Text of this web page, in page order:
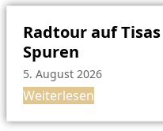
Radtour auf Tisas
Spuren
5. August 2026
Weiterlesen